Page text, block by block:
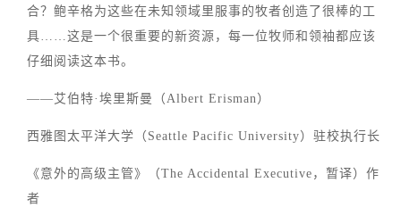
合？鲍辛格为这些在未知领域里服事的牧者创造了很棒的工
具……这是一个很重要的新资源，每一位牧师和领袖都应该
仔细阅读这本书。
——艾伯特·埃里斯曼（Albert Erisman）
西雅图太平洋大学（Seattle Pacific University）驻校执行长
《意外的高级主管》（The Accidental Executive，暂译）作
者